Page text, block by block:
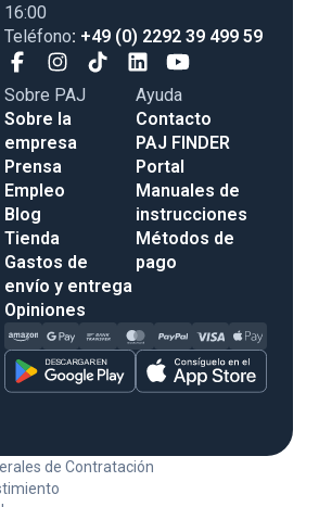
16:00
Teléfono: +49 (0) 2292 39 499 59
Sobre PAJ
Sobre la
empresa
Prensa
Empleo
Blog
Tienda
Gastos de
envío y entrega
Opiniones
Ayuda
Contacto
PAJ FINDER
Portal
Manuales de
instrucciones
Métodos de
pago
de Contratación